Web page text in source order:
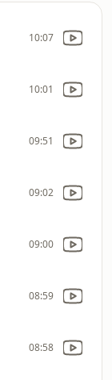
10:07
10:01
09:51
09:02
09:00
08:59
08:58